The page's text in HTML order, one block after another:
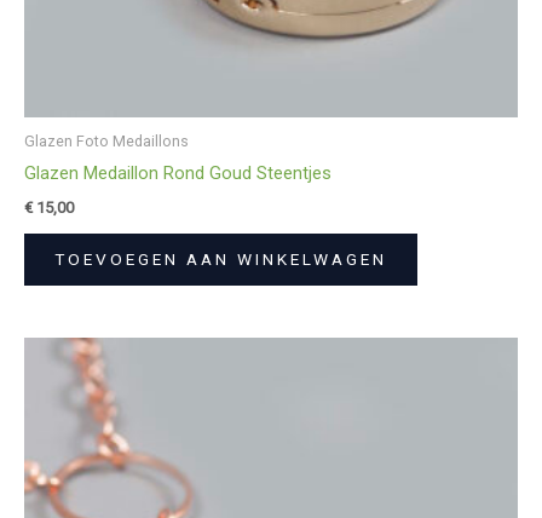
Glazen Foto Medaillons
Glazen Medaillon Rond Goud Steentjes
€15,00
TOEVOEGEN AAN WINKELWAGEN